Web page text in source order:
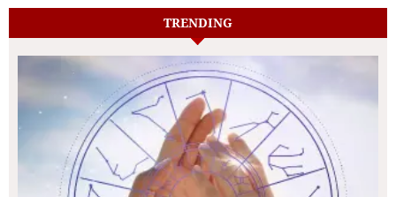
TRENDING